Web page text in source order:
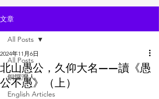
文章
All Posts
銅鑼灣人
English Articles
All Posts
北山愚公，久仰大名——讀《愚
公不愚》（上）
2024年11月6日